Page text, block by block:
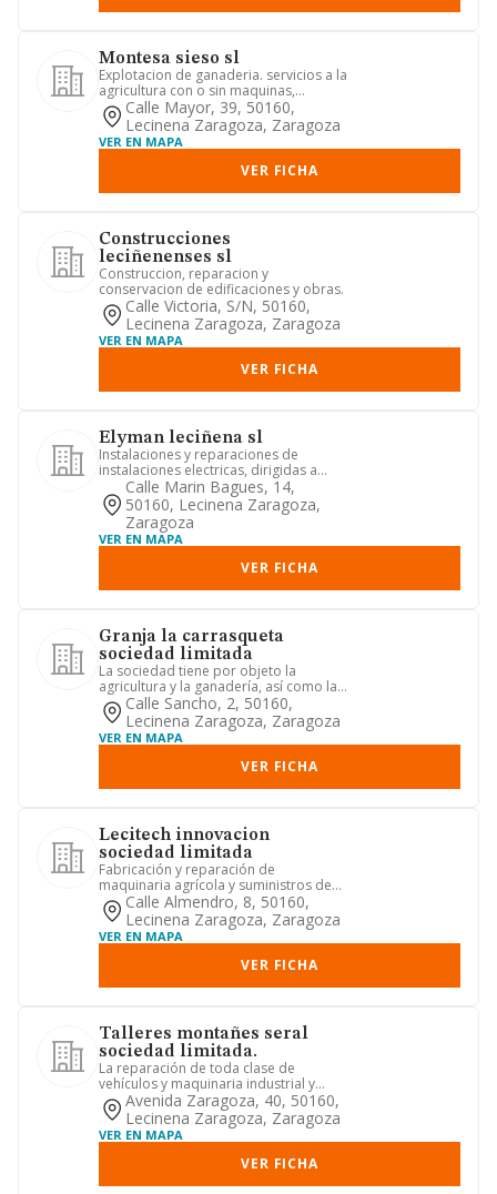
Montesa sieso sl
Explotacion de ganaderia. servicios a la
agricultura con o sin maquinas,
servicios de produccion de...
Calle Mayor, 39, 50160,
Lecinena Zaragoza, Zaragoza
VER EN MAPA
VER FICHA
Construcciones
leciñenenses sl
Construccion, reparacion y
conservacion de edificaciones y obras.
Calle Victoria, S/n, 50160,
Lecinena Zaragoza, Zaragoza
VER EN MAPA
VER FICHA
Elyman leciñena sl
Instalaciones y reparaciones de
instalaciones electricas, dirigidas a
empresas, corporaciones local...
Calle Marin Bagues, 14,
50160, Lecinena Zaragoza,
Zaragoza
VER EN MAPA
VER FICHA
Granja la carrasqueta
sociedad limitada
La sociedad tiene por objeto la
agricultura y la ganadería, así como la
prestación de servicios aux...
Calle Sancho, 2, 50160,
Lecinena Zaragoza, Zaragoza
VER EN MAPA
VER FICHA
Lecitech innovacion
sociedad limitada
Fabricación y reparación de
maquinaria agrícola y suministros de
fontaneria,aire acondicionado y ca...
Calle Almendro, 8, 50160,
Lecinena Zaragoza, Zaragoza
VER EN MAPA
VER FICHA
Talleres montañes seral
sociedad limitada.
La reparación de toda clase de
vehículos y maquinaria industrial y
agrícola. - la comercialización ...
Avenida Zaragoza, 40, 50160,
Lecinena Zaragoza, Zaragoza
VER EN MAPA
VER FICHA